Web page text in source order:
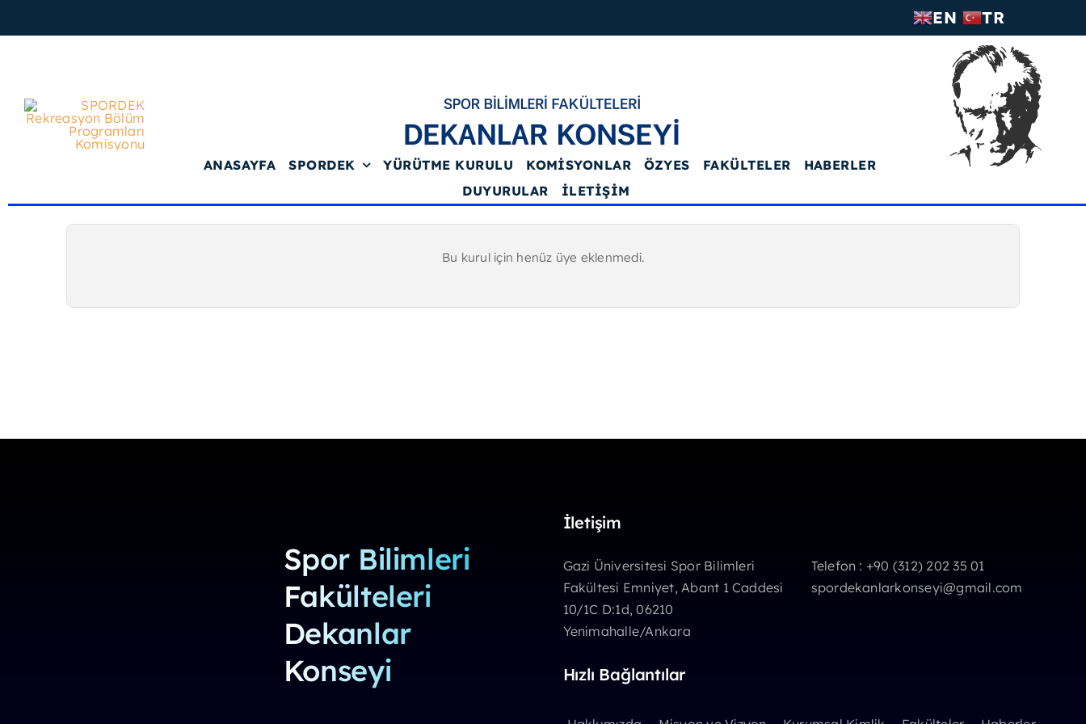
to
EN TR
ANASAYFA SPORDEK YÜRÜTME KURULU KOMISYONLAR ÖZYES FAKÜLTELER
HABERLER
DUYURULAR
İLETIŞIM
Bu kurul için henüz üye eklenmedi.
Spor Bilimleri
Fakülteleri
Dekanlar
Konseyi
İletişim
Gazi Üniversitesi Spor Bilimleri
Fakültesi Emniyet, Abant 1 Caddesi
10/1C D:1d, 06210
Yenimahalle/Ankara
Telefon : +90 (312) 202 35 01
spordekanlarkonseyi@gmail.com
Hızlı Bağlantılar